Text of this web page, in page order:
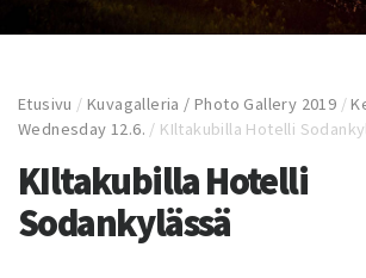
Etusivu /Kuvagalleria / Photo Gallery 2019 /
Wednesday 12.6. / KIltakubilla Hotelli
KIltakubilla Hotelli
Sodankylässä